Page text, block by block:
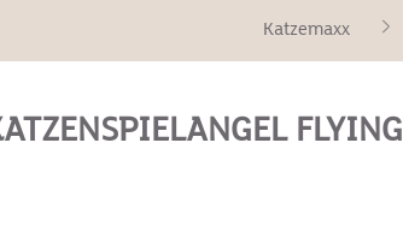
Katzemaxx